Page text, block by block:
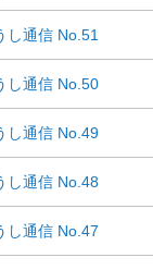
し通信 No.51
し通信 No.50
し通信 No.49
し通信 No.48
し通信 No.47